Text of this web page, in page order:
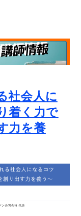
社会人に
着く力で
力を養